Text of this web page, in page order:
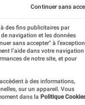
des fins publicitaires par
navigation et les données
sans accepter" à l’exception
l’aide dans votre navigation
de notre site, et pour
à des informations,
sur un appareil. Vous
dans la Politique
Continuer sans